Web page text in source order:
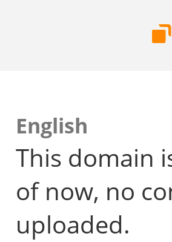
English
This domain
of now, no
uploaded.